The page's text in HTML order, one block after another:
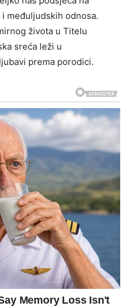
međuljudskih odnosa.
života u Titelu
sreća leži u
prema porodici.